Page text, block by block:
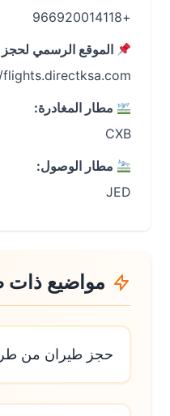
الموقع الرسمي لحجز
flights.directksa.com/
مطار المغادرة:
مطار الوصول:
مواضيع ذات صلة
حجز طيران من